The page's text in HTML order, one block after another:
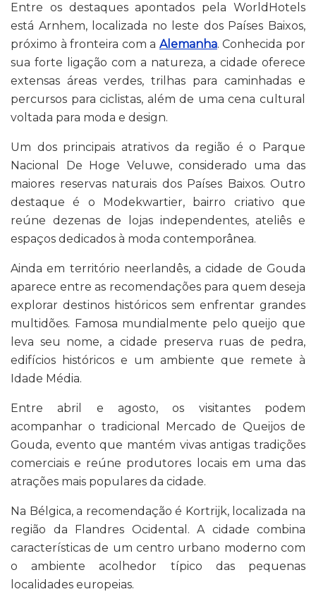
Entre os destaques apontados pela WorldHotels
está Arnhem, localizada no leste dos Países Baixos,
próximo à fronteira com a Alemanha. Conhecida por
sua forte ligação com a natureza, a cidade oferece
extensas áreas verdes, trilhas para caminhadas e
percursos para ciclistas, além de uma cena cultural
voltada para moda e design.
Um dos principais atrativos da região é o Parque
Nacional De Hoge Veluwe, considerado uma das
maiores reservas naturais dos Países Baixos. Outro
destaque é o Modekwartier, bairro criativo que
reúne dezenas de lojas independentes, ateliês e
espaços dedicados à moda contemporânea.
Ainda em território neerlandês, a cidade de Gouda
aparece entre as recomendações para quem deseja
explorar destinos históricos sem enfrentar grandes
multidões. Famosa mundialmente pelo queijo que
leva seu nome, a cidade preserva ruas de pedra,
edifícios históricos e um ambiente que remete à
Idade Média.
Entre abril e agosto, os visitantes podem
acompanhar o tradicional Mercado de Queijos de
Gouda, evento que mantém vivas antigas tradições
comerciais e reúne produtores locais em uma das
atrações mais populares da cidade.
Na Bélgica, a recomendação é Kortrijk, localizada na
região da Flandres Ocidental. A cidade combina
características de um centro urbano moderno com
o ambiente acolhedor típico das pequenas
localidades europeias.